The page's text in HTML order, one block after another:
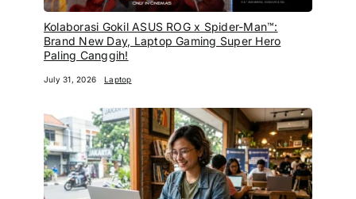
Kolaborasi Gokil ASUS ROG x Spider-Man™:
Brand New Day, Laptop Gaming Super Hero
Paling Canggih!
July 31, 2026 Laptop